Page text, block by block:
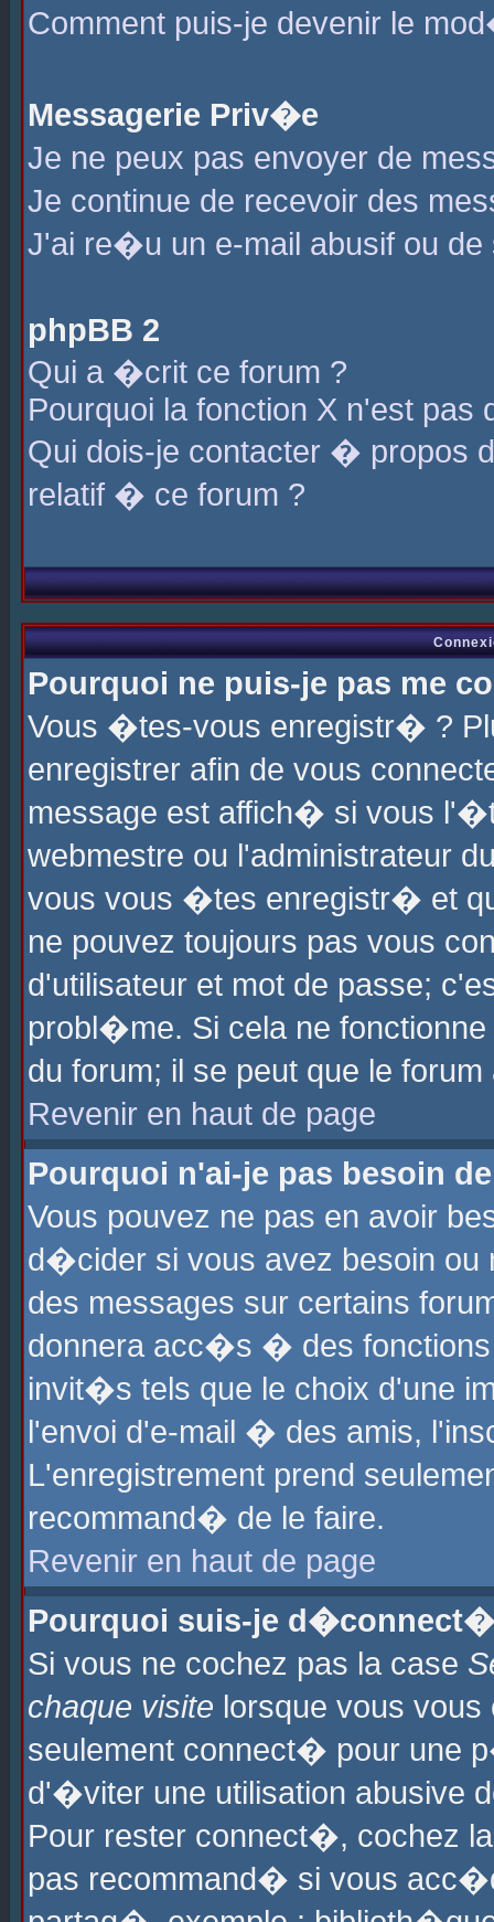
Comment puis-je devenir le
Messagerie Priv�e
Je ne peux pas envoyer de
Je continue de recevoir des
J'ai re�u un e-mail abusif ou de
phpBB 2
Qui a �crit ce forum ?
Pourquoi la fonction X n'est pas
Qui dois-je contacter � propos
relatif � ce forum ?
Pourquoi ne puis-je pas me
Vous �tes-vous enregistr� ?
enregistrer afin de vous
message est affich� si vous
webmestre ou l'administrateur
vous vous �tes enregistr� et
ne pouvez toujours pas vous
d'utilisateur et mot de passe;
probl�me. Si cela ne
du forum; il se peut que le
Revenir en haut de page
Pourquoi n'ai-je pas besoin
Vous pouvez ne pas en avoir
d�cider si vous avez besoin ou
des messages sur certains
donnera acc�s � des fonctions
invit�s tels que le choix d'une
l'envoi d'e-mail � des amis,
L'enregistrement prend
recommand� de le faire.
Revenir en haut de page
Pourquoi suis-je
Si vous ne cochez pas la case
chaque visite lorsque vous
seulement connect� pour une
d'�viter une utilisation abusive
Pour rester connect�, cochez
pas recommand� si vous